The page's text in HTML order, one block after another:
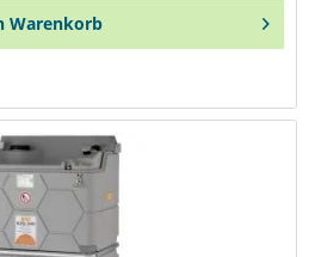
Warenkorb